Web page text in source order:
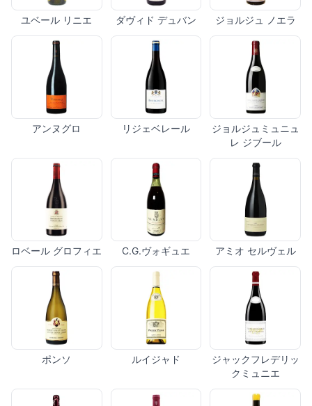
ユベール リニエ ダヴィド デュバン ジョルジュ ノエラ
アンヌグロ リジェベレール
ジョルジュミュニュ
レ ジブール
ロベール グロフィエ C.G.ヴォギュエ アミオ セルヴェル
ポンソ ルイジャド
ジャックフレデリッ
クミュニエ